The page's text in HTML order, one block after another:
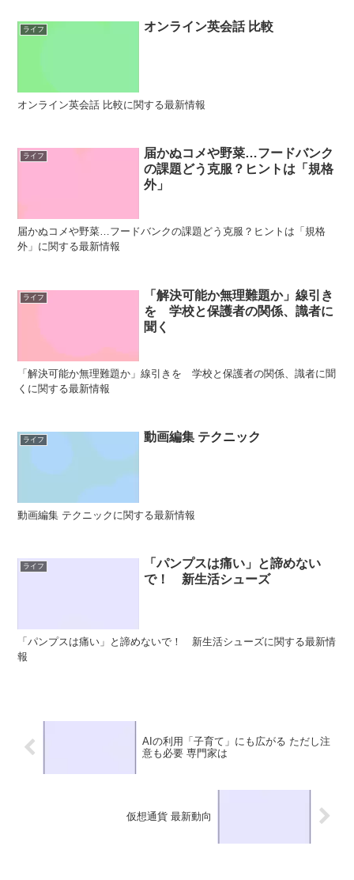
ライフ オンライン英会話 比較
オンライン英会話 比較に関する最新情報
ライフ
届かぬコメや野菜…フードバンク
の課題どう克服？ヒントは「規格
外」
届かぬコメや野菜…フードバンクの課題どう克服？ヒントは「規格
外」に関する最新情報
ライフ
「解決可能か無理難題か」線引き
を 学校と保護者の関係、識者に
聞く
「解決可能か無理難題か」線引きを 学校と保護者の関係、識者に聞
くに関する最新情報
ライフ 動画編集 テクニック
動画編集 テクニックに関する最新情報
ライフ
「パンプスは痛い」と諦めない
で！ 新生活シューズ
「パンプスは痛い」と諦めないで！ 新生活シューズに関する最新情
報
AIの利用「子育て」にも広がる ただし注
意も必要 専門家は
仮想通貨 最新動向